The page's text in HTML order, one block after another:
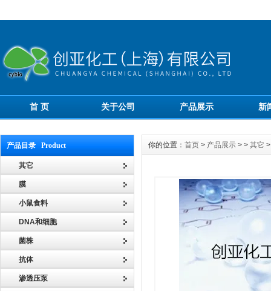
首 页 关于公司 产品展示 新
产品目录 Product
其它
膜
小鼠食料
DNA和细胞
菌株
抗体
渗透压泵
你的位置： 首页 > 产品展示 > > 其它